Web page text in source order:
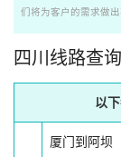
们将为客户的需求做
四川线路查询
以
厦门到阿坝